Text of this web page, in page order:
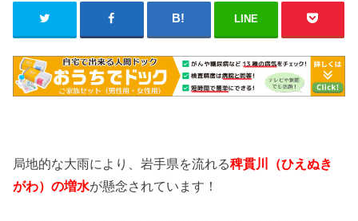
LINE
局地的な大雨により、岩手県を流れる稗貫川
（ひえぬき
がわ）の増水が懸念されています！